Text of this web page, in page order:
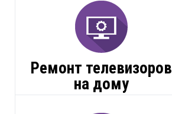
Ремонт телевизоров
на дому